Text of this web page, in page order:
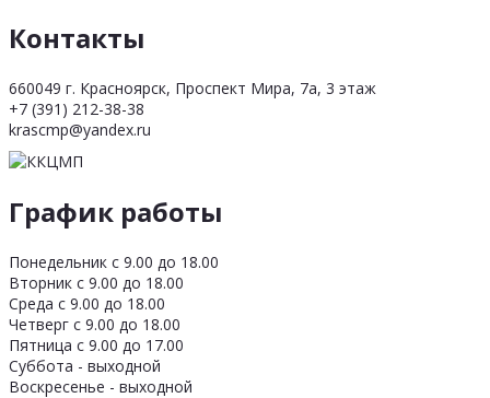
Контакты
660049 г. Красноярск, Проспект Мира, 7а, 3 этаж
+7 (391) 212-38-38
krascmp@yandex.ru
График работы
Понедельник с 9.00 до 18.00
Вторник с 9.00 до 18.00
Среда с 9.00 до 18.00
Четверг с 9.00 до 18.00
Пятница с 9.00 до 17.00
Суббота - выходной
Воскресенье - выходной